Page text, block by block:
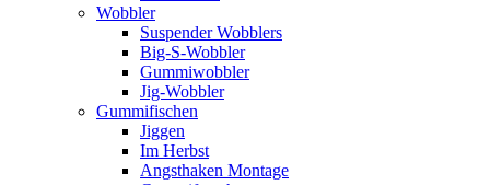
Wobbler
Suspender Wobblers
Big-S-Wobbler
Gummiwobbler
Jig-Wobbler
Gummifischen
Jiggen
Im Herbst
Angsthaken Montage